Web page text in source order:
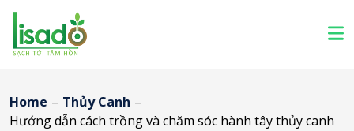
Home – Thủy Canh –
Hướng dẫn cách trồng và chăm sóc hành tây thủy canh